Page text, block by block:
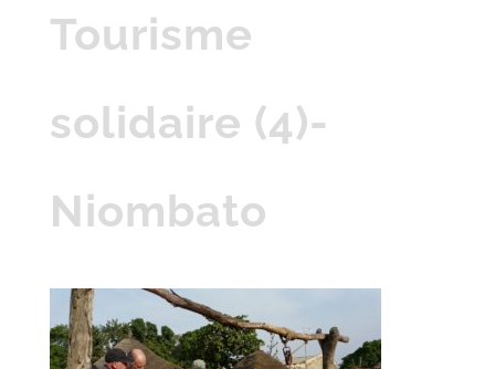
Tourisme
solidaire (4)-
Niombato